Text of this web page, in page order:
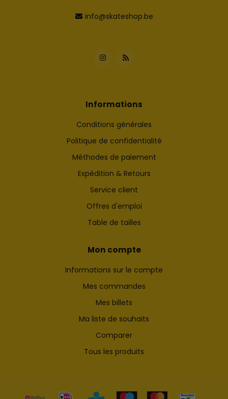
info@skateshop.be
Informations
Conditions générales
Politique de confidentialité
Méthodes de paiement
Expédition & Retours
Service client
Offres d'emploi
Table de tailles
Mon compte
Informations sur le compte
Mes commandes
Mes billets
Ma liste de souhaits
Comparer
Tous les produits